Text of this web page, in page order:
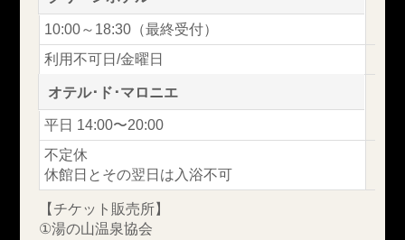
10:00～18:30（最終受付）
利用不可日/金曜日
オテル･ド･マロニエ
平日 14:00〜20:00
不定休
休館日とその翌日は入浴不可
【チケット販売所】
①湯の山温泉協会